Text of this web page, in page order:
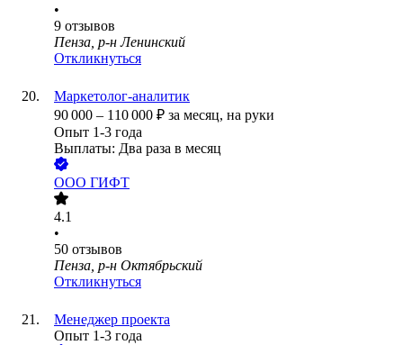
•
9 отзывов
Пенза, р-н Ленинский
Откликнуться
Маркетолог-аналитик
90 000 – 110 000 ₽ за месяц, на руки
Опыт 1-3 года
Выплаты: Два раза в месяц
ООО ГИФТ
4.1
•
50 отзывов
Пенза, р-н Октябрьский
Откликнуться
Менеджер проекта
Опыт 1-3 года